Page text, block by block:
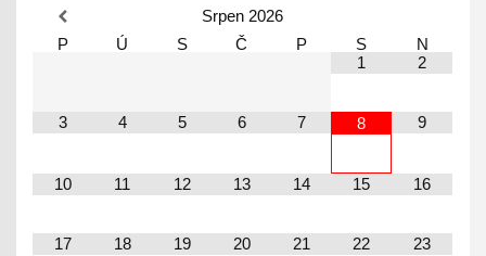
Srpen 2026
P
Ú S Č P S
N
1
2
3 4 5 6 7 8 9
10 11 12 13 14 15 16
17 18 19 20 21 22 23